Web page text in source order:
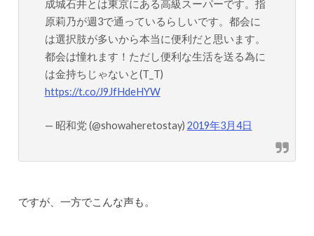
成城石井とは東京にある高級スーパーです。指
原莉乃が週3で通っているらしいです。都会に
は選択肢が多いから本当に便利だと思います。
都会は憧れます！ただし便利な生活を送る為に
は金持ちじゃないと(T_T)
https://t.co/J9JfHdeHYW
— 昭和党 (@showaheretostay) 2019年3月4日
ですが、一方でこんな声も。